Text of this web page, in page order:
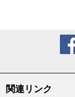
関連リンク